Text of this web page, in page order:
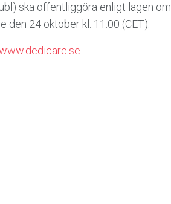
ska offentliggöra enligt lagen om
24 oktober kl. 11.00 (CET).